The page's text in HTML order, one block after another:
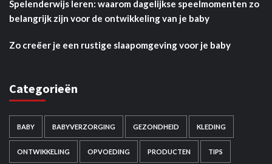
Spelenderwijs leren: waarom dagelijkse speelmomenten zo
belangrijk zijn voor de ontwikkeling van je baby
Zo creëer je een rustige slaapomgeving voor je baby
Categorieën
BABY BABYVERZORGING GEZONDHEID KLEDING
ONTWIKKELING OPVOEDING PRODUCTEN TIPS